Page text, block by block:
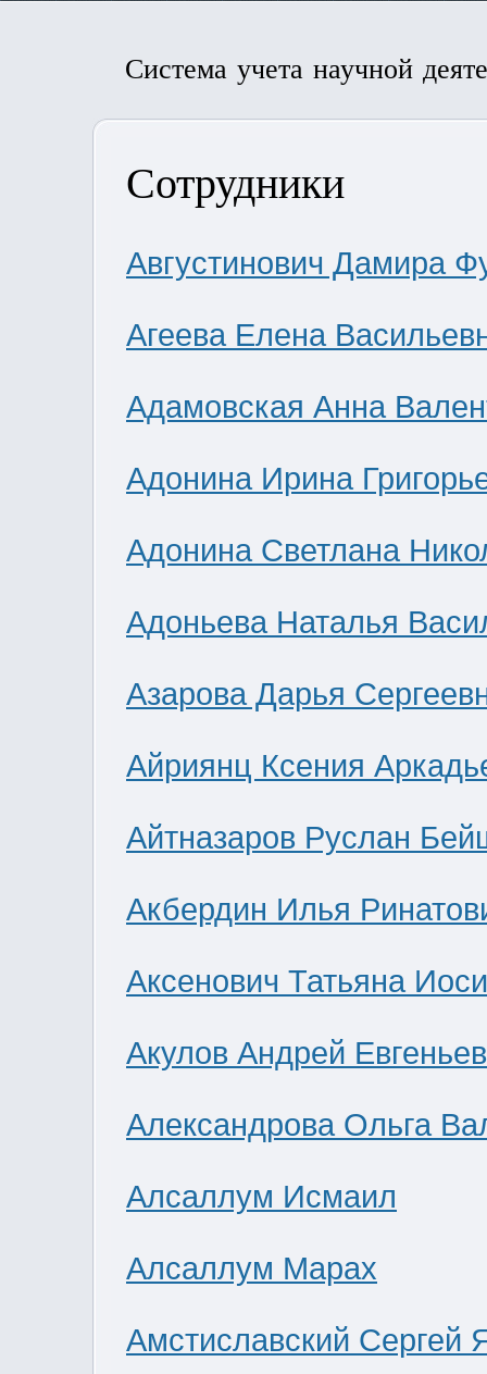
Система учета научной
Сотрудники
Августинович Дамира
Агеева Елена
Адамовская Анна
Адонина Ирина
Адонина Светлана
Адоньева Наталья
Азарова Дарья
Айриянц Ксения
Айтназаров Руслан
Акбердин Илья
Аксенович Татьяна
Акулов Андрей
Александрова Ольга
Алсаллум Исмаил
Алсаллум Марах
Амстиславский Сергей